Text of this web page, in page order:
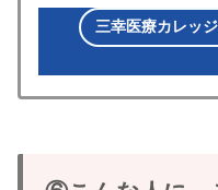
三幸医療カレッ